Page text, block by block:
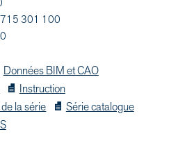
301 100
Données BIM et CAO
Instruction
la série
Série catalogue